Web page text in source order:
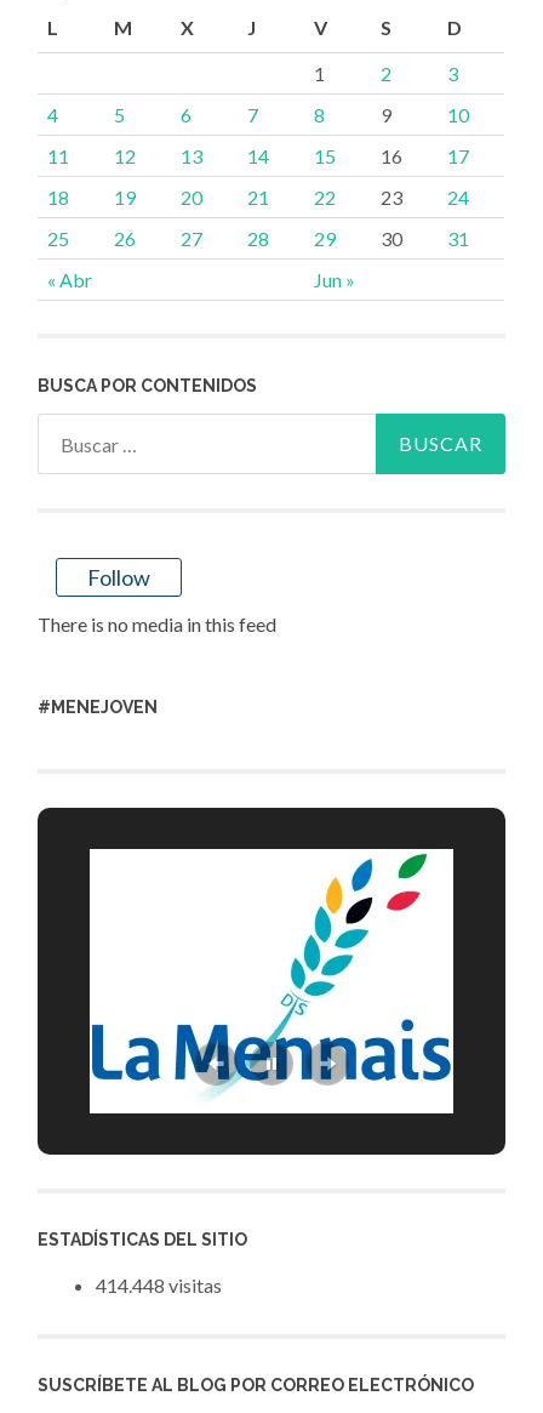
L
M X J V S D
« Abr Jun »
1 2
3
4
5 6 7 8 9
10
11
12 13 14 15 16
17
18
19 20 21 22 23
24
25
26 27 28 29 30 31
BUSCA POR CONTENIDOS
Follow
There is no media in this feed
#MENEJOVEN
ESTADÍSTICAS DEL SITIO
414.448 visitas
SUSCRÍBETE AL BLOG POR CORREO ELECTRÓNICO